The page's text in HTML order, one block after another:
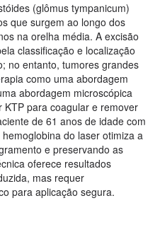
(glômus tympanicum)
que surgem ao longo dos
na orelha média. A excisão
classificação e localização
no entanto, tumores grandes
como uma abordagem
abordagem microscópica
para coagular e remover
de 61 anos de idade com
do laser otimiza a
e preservando as
oferece resultados
mas requer
para aplicação segura.